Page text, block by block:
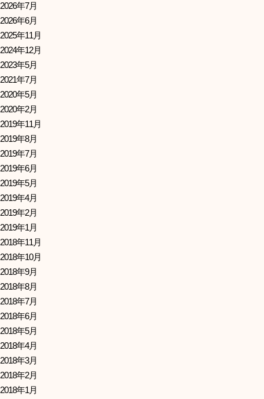
2026年7月
2026年6月
2025年11月
2024年12月
2023年5月
2021年7月
2020年5月
2020年2月
2019年11月
2019年8月
2019年7月
2019年6月
2019年5月
2019年4月
2019年2月
2019年1月
2018年11月
2018年10月
2018年9月
2018年8月
2018年7月
2018年6月
2018年5月
2018年4月
2018年3月
2018年2月
2018年1月